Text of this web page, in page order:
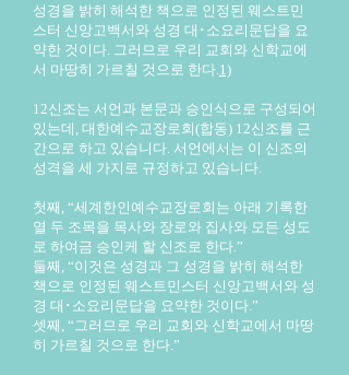
성경을 밝히 해석한 책으로 인정된 웨스트민
스터 신앙고백서와 성경 대･소요리문답을 요
약한 것이다. 그러므로 우리 교회와 신학교에
서 마땅히 가르칠 것으로 한다.1)
12신조는 서언과 본문과 승인식으로 구성되어
있는데, 대한예수교장로회(합동) 12신조를 근
간으로 하고 있습니다. 서언에서는 이 신조의
성격을 세 가지로 규정하고 있습니다.
첫째, “세계한인예수교장로회는 아래 기록한
열 두 조목을 목사와 장로와 집사와 모든 성도
로 하여금 승인케 할 신조로 한다.”
둘째, “이것은 성경과 그 성경을 밝히 해석한
책으로 인정된 웨스트민스터 신앙고백서와 성
경 대･소요리문답을 요약한 것이다.”
셋째, “그러므로 우리 교회와 신학교에서 마땅
히 가르칠 것으로 한다.”